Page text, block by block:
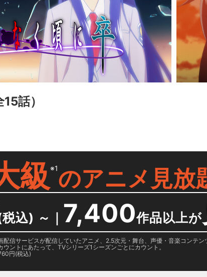
15話）
級 ※1のアニメ見放
込) ～ ｜ 7,400作品以上が
信サービスが配信していたアニメ、2.5次元・舞台、声優・音楽コンテ
ントにあたって、TVシリーズ1シーズンごとにカウント。
円(税込)